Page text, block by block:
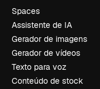
Spaces
Assistente de IA
Gerador de imagens
Gerador de vídeos
Texto para voz
Conteúdo de stock